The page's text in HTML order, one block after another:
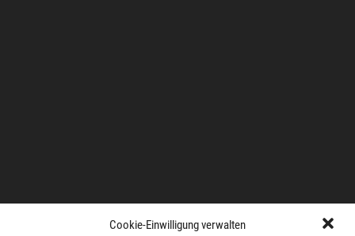
Cookie-Einwilligung verwalten